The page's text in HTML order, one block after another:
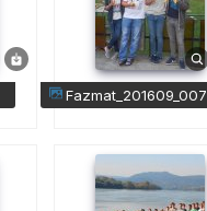
fazmat_201609_007